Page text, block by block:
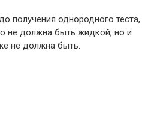
получения однородного теста,
не должна быть жидкой, но и
не должна быть.